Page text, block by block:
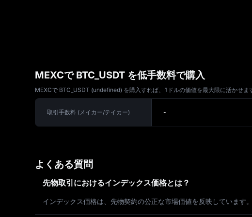
MEXCで BTC_USDT を低手数料で購入
MEXCで BTC_USDT (undefined) を購入すれば、1ドルの価値を最大限に活かせ
取引手数料 (メイカー/テイカー) -
よくある質問
先物取引におけるインデックス価格とは？
インデックス価格は、先物契約の公正な市場価値を反映しています